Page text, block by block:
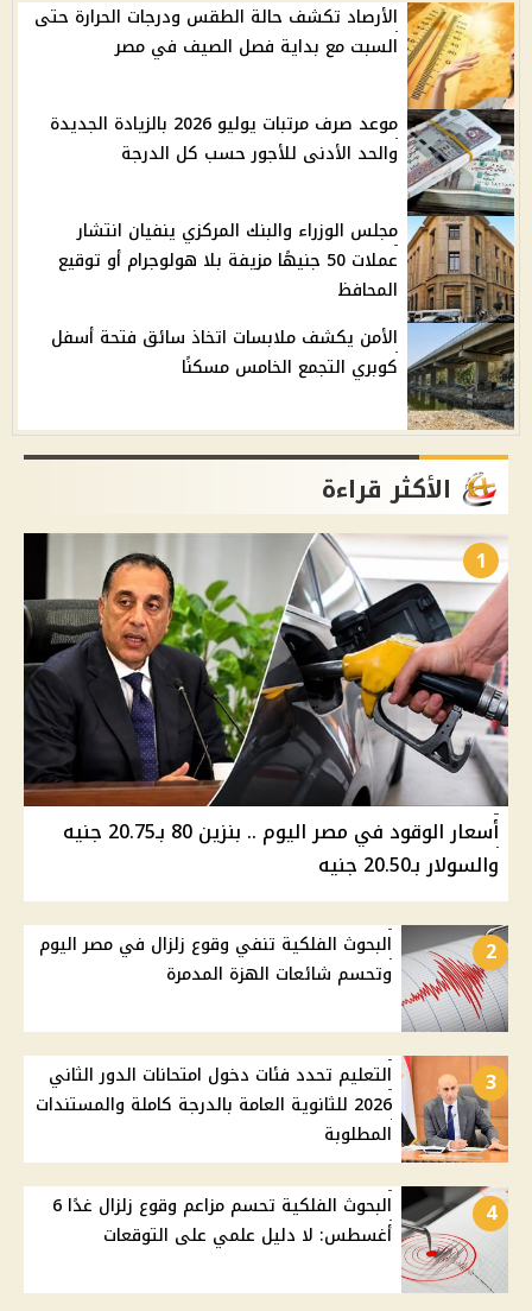
الأرصاد تكشف حالة الطقس ودرجات الحرارة حتى
السبت مع بداية فصل الصيف في مصر
موعد صرف مرتبات يوليو 2026 بالزيادة الجديدة
والحد الأدنى للأجور حسب كل الدرجة
مجلس الوزراء والبنك المركزي ينفيان انتشار
عملات 50 جنيهًا مزيفة بلا هولوجرام أو توقيع
المحافظ
الأمن يكشف ملابسات اتخاذ سائق فتحة أسفل
كوبري التجمع الخامس مسكنًا
الأكثر قراءة
1
أسعار الوقود في مصر اليوم .. بنزين 80 بـ20.75 جنيه
والسولار بـ20.50 جنيه
2
البحوث الفلكية تنفي وقوع زلزال في مصر اليوم
وتحسم شائعات الهزة المدمرة
3
التعليم تحدد فئات دخول امتحانات الدور الثاني
2026 للثانوية العامة بالدرجة كاملة والمستندات
المطلوبة
4
البحوث الفلكية تحسم مزاعم وقوع زلزال غدًا 6
أغسطس: لا دليل علمي على التوقعات